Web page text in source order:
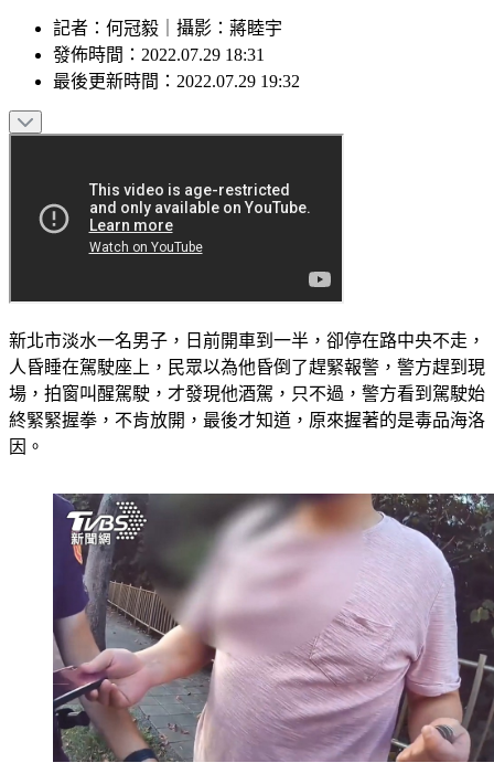
記者 ： 何冠毅 攝影 ： 蔣睦宇
發佈時間： 2022.07.29 18:31
最後更新時間： 2022.07.29 19:32
新北市淡水一名男子，日前開車到一半，卻停在路中央不走，
人昏睡在駕駛座上，民眾以為他昏倒了趕緊報警，警方趕到現
場，拍窗叫醒駕駛，才發現他酒駕，只不過，警方看到駕駛始
終緊緊握拳，不肯放開，最後才知道，原來握著的是毒品海洛
因。